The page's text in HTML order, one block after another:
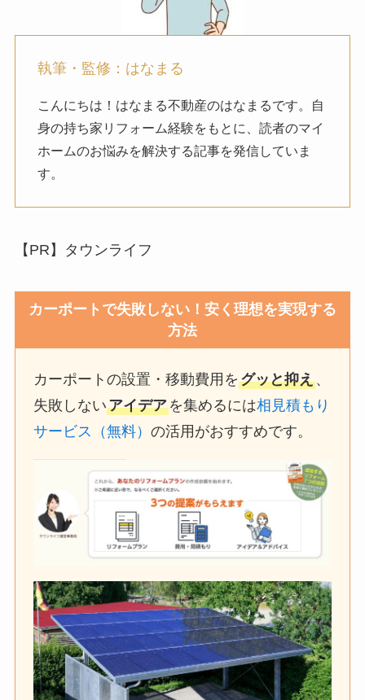
執筆・監修：はなまる
こんにちは！はなまる不動産のはなまるです。自
身の持ち家リフォーム経験をもとに、読者のマイ
ホームのお悩みを解決する記事を発信していま
す。
【PR】タウンライフ
カーポートで失敗しない！安く理想を実現する
方法
カーポートの設置・移動費用をグッと抑え、
失敗しないアイデアを集めるには相見積もり
サービス（無料）の活用がおすすめです。